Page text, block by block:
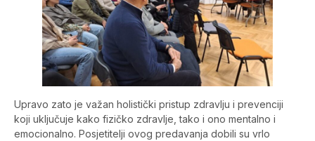
Upravo zato je važan holistički pristup zdravlju i prevenciji
koji uključuje kako fizičko zdravlje, tako i ono mentalno i
emocionalno. Posjetitelji ovog predavanja dobili su vrlo